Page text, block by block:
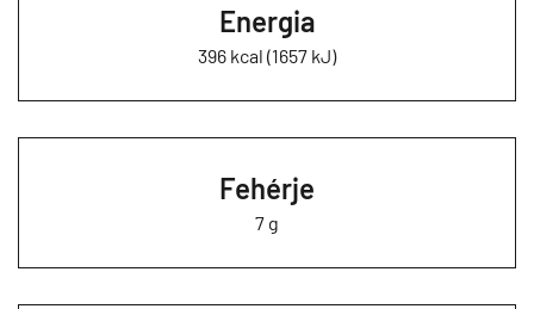
Energia
396 kcal (1657 kJ)
Fehérje
7 g